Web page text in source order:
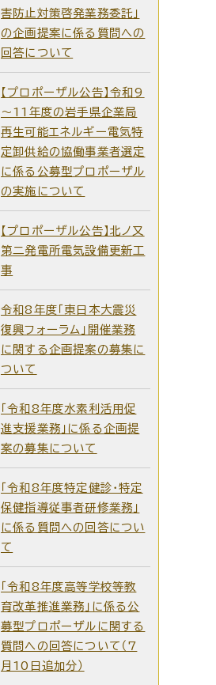
害防止対策啓発業務委託」
の企画提案に係る質問への
回答について
【プロポーザル公告】令和9
～11年度の岩手県企業局
再生可能エネルギー電気特
定卸供給の協働事業者選定
に係る公募型プロポーザル
の実施について
【プロポーザル公告】北ノ又
第二発電所電気設備更新工
事
令和8年度「東日本大震災
復興フォーラム」開催業務
に関する企画提案の募集に
ついて
「令和8年度水素利活用促
進支援業務」に係る企画提
案の募集について
「令和8年度特定健診・特定
保健指導従事者研修業務」
に係る質問への回答につい
て
「令和8年度高等学校等教
育改革推進業務」に係る公
募型プロポーザルに関する
質問への回答について（7
月10日追加分）